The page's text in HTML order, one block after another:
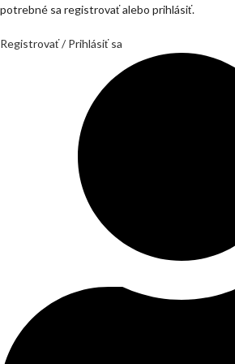
potrebné sa registrovať alebo prihlásiť.
Registrovať / Prihlásiť sa